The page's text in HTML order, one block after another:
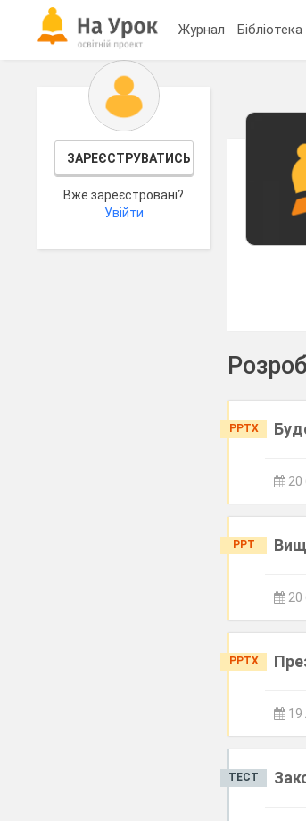
Журнал Бібліотека
ЗАРЕЄСТРУВАТИСЬ
Вже зареєстровані?
Увійти
PPTX
20
PPT
20
PPTX
19
ТЕСТ